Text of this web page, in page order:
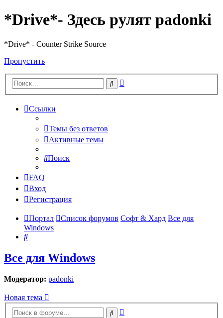
*Drive*- Здесь рулят padonki
*Drive* - Counter Strike Source
Пропустить
Поиск
Ссылки
Темы без ответов
Активные темы
Поиск
FAQ
Вход
Регистрация
Портал Список форумов Софт & Хард Все для
Windows
Поиск
Все для Windows
Модератор: padonki
Новая тема
Поиск